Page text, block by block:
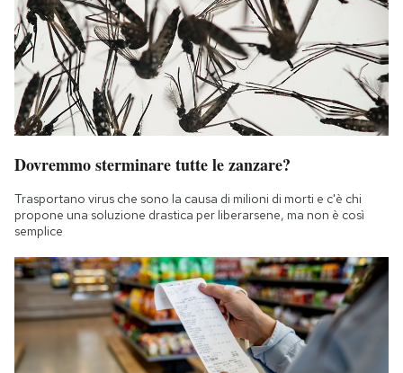
Dovremmo sterminare tutte le zanzare?
Trasportano virus che sono la causa di milioni di morti e c'è chi
propone una soluzione drastica per liberarsene, ma non è così
semplice